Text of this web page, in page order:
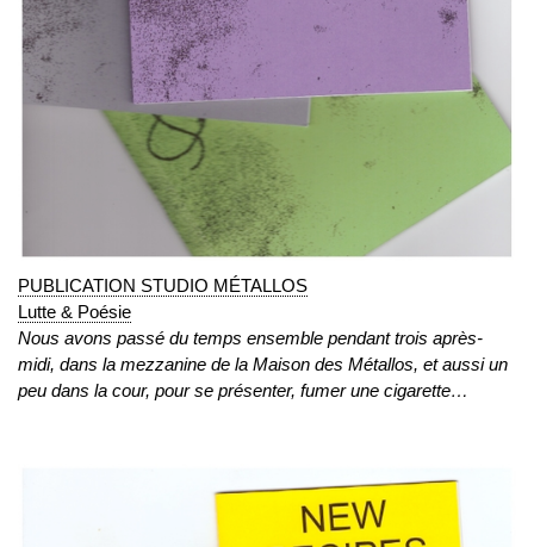
PUBLICATION STUDIO MÉTALLOS
Lutte & Poésie
Nous avons passé du temps ensemble pendant trois après-
midi, dans la mezzanine de la Maison des Métallos, et aussi un
peu dans la cour, pour se présenter, fumer une cigarette…